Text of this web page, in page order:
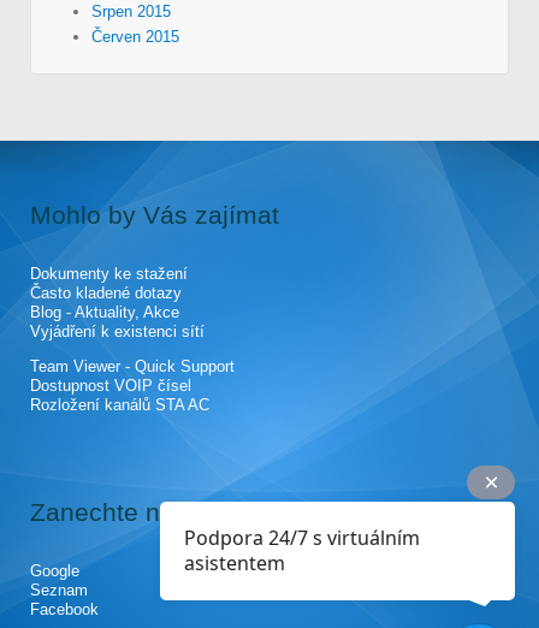
Srpen 2015
Červen 2015
Mohlo by Vás zajímat
Dokumenty ke stažení
Často kladené dotazy
Blog - Aktuality, Akce
Vyjádření k existenci sítí
Team Viewer - Quick Support
Dostupnost VOIP čísel
Rozložení kanálů STA AC
Zanechte nám recenzi
Google
Seznam
Facebook
Podpora 24/7 s virtuálním
asistentem